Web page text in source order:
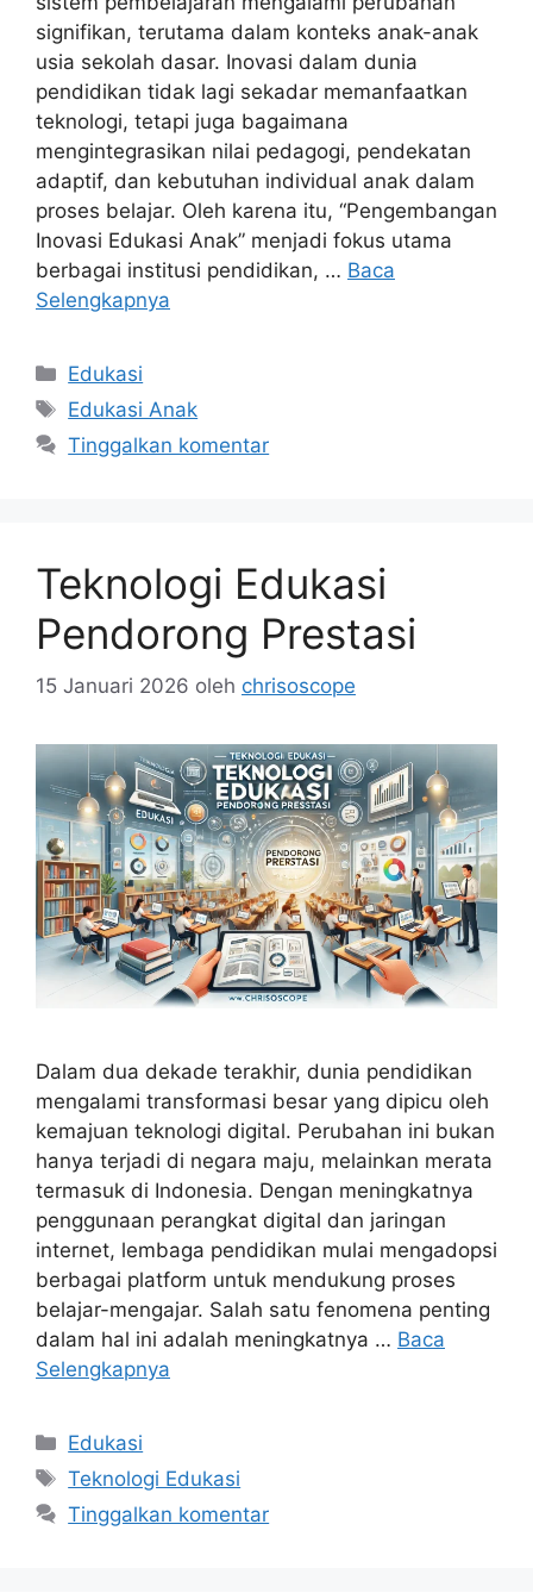
signifikan, terutama dalam konteks anak-anak
usia sekolah dasar. Inovasi dalam dunia
pendidikan tidak lagi sekadar memanfaatkan
teknologi, tetapi juga bagaimana
mengintegrasikan nilai pedagogi, pendekatan
adaptif, dan kebutuhan individual anak dalam
proses belajar. Oleh karena itu, “Pengembangan
Inovasi Edukasi Anak” menjadi fokus utama
berbagai institusi pendidikan, … Baca
Selengkapnya
Kategori
Edukasi
Tag
Edukasi Anak
Tinggalkan komentar
Teknologi Edukasi
Pendorong Prestasi
15 Januari 2026 oleh chrisoscope
Dalam dua dekade terakhir, dunia pendidikan
mengalami transformasi besar yang dipicu oleh
kemajuan teknologi digital. Perubahan ini bukan
hanya terjadi di negara maju, melainkan merata
termasuk di Indonesia. Dengan meningkatnya
penggunaan perangkat digital dan jaringan
internet, lembaga pendidikan mulai mengadopsi
berbagai platform untuk mendukung proses
belajar-mengajar. Salah satu fenomena penting
dalam hal ini adalah meningkatnya … Baca
Selengkapnya
Kategori
Edukasi
Tag
Teknologi Edukasi
Tinggalkan komentar